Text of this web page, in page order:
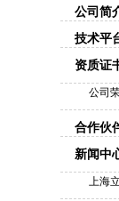
公司简
技术平
资质证
公司
合作伙
新闻中
上海